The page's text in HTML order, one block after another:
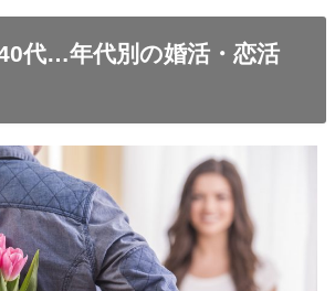
代…年代別の婚活・恋活